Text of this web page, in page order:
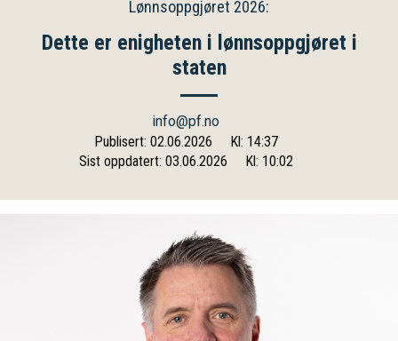
Lønnsoppgjøret 2026:
Dette er enigheten i lønnsoppgjøret i
staten
info@pf.no
Publisert: 02.06.2026
Kl: 14:37
Sist oppdatert: 03.06.2026
Kl: 10:02